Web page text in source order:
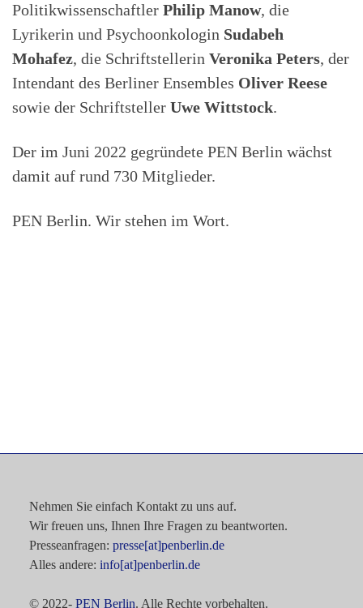
Politikwissenschaftler Philip Manow, die
Lyrikerin und Psychoonkologin Sudabeh
Mohafez, die Schriftstellerin Veronika Peters, der
Intendant des Berliner Ensembles Oliver Reese
sowie der Schriftsteller Uwe Wittstock.
Der im Juni 2022 gegründete PEN Berlin wächst
damit auf rund 730 Mitglieder.
PEN Berlin. Wir stehen im Wort.
Nehmen Sie einfach Kontakt zu uns auf.
Wir freuen uns, Ihnen Ihre Fragen zu beantworten.
Presseanfragen: presse[at]penberlin.de
Alles andere: info[at]penberlin.de
© 2022- PEN Berlin. Alle Rechte vorbehalten.